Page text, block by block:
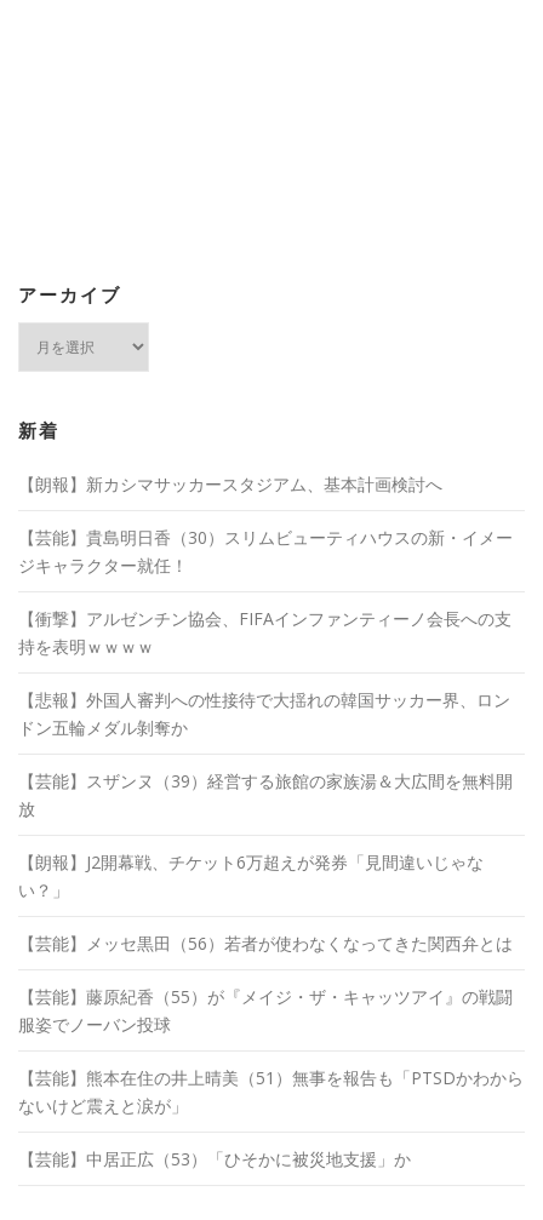
アーカイブ
ブ
新着
【朗報】新カシマサッカースタジアム、基本計画検討へ
【芸能】貴島明日香（30）スリムビューティハウスの新・イメー
ジキャラクター就任！
【衝撃】アルゼンチン協会、FIFAインファンティーノ会長への支
持を表明ｗｗｗｗ
【悲報】外国人審判への性接待で大揺れの韓国サッカー界、ロン
ドン五輪メダル剝奪か
【芸能】スザンヌ（39）経営する旅館の家族湯＆大広間を無料開
放
【朗報】J2開幕戦、チケット6万超えが発券「見間違いじゃな
い？」
【芸能】メッセ黒田（56）若者が使わなくなってきた関西弁とは
【芸能】藤原紀香（55）が『メイジ・ザ・キャッツアイ』の戦闘
服姿でノーバン投球
【芸能】熊本在住の井上晴美（51）無事を報告も「PTSDかわから
ないけど震えと涙が」
【芸能】中居正広（53）「ひそかに被災地支援」か